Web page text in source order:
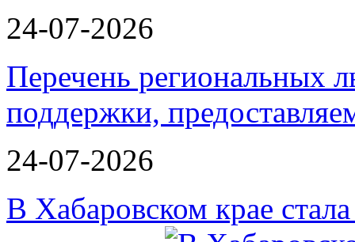
24-07-2026
Перечень региональных
поддержки,
24-07-2026
В Хабаровском крае